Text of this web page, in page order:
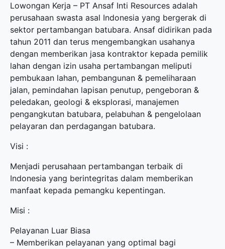
Lowongan Kerja – PT Ansaf Inti Resources adalah
perusahaan swasta asal Indonesia yang bergerak di
sektor pertambangan batubara. Ansaf didirikan pada
tahun 2011 dan terus mengembangkan usahanya
dengan memberikan jasa kontraktor kepada pemilik
lahan dengan izin usaha pertambangan meliputi
pembukaan lahan, pembangunan & pemeliharaan
jalan, pemindahan lapisan penutup, pengeboran &
peledakan, geologi & eksplorasi, manajemen
pengangkutan batubara, pelabuhan & pengelolaan
pelayaran dan perdagangan batubara.
Visi :
Menjadi perusahaan pertambangan terbaik di
Indonesia yang berintegritas dalam memberikan
manfaat kepada pemangku kepentingan.
Misi :
Pelayanan Luar Biasa
– Memberikan pelayanan yang optimal bagi